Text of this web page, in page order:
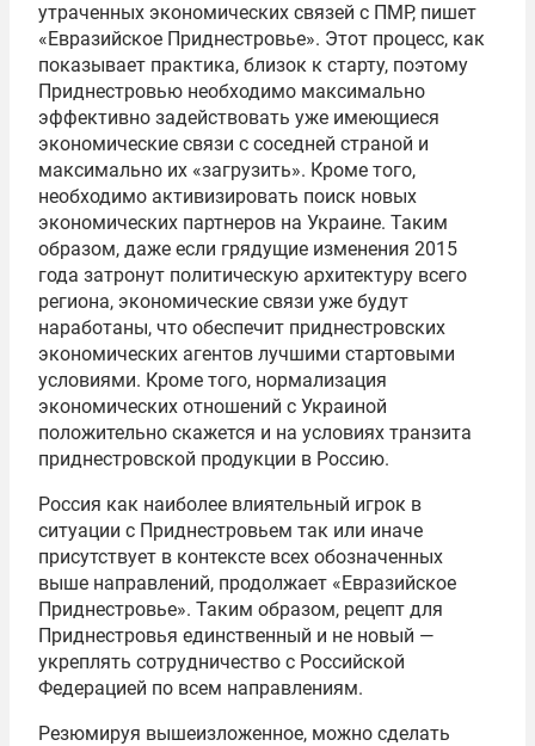
утраченных экономических связей с ПМР, пишет
«Евразийское Приднестровье». Этот процесс, как
показывает практика, близок к старту, поэтому
Приднестровью необходимо максимально
эффективно задействовать уже имеющиеся
экономические связи с соседней страной и
максимально их «загрузить». Кроме того,
необходимо активизировать поиск новых
экономических партнеров на Украине. Таким
образом, даже если грядущие изменения 2015
года затронут политическую архитектуру всего
региона, экономические связи уже будут
наработаны, что обеспечит приднестровских
экономических агентов лучшими стартовыми
условиями. Кроме того, нормализация
экономических отношений с Украиной
положительно скажется и на условиях транзита
приднестровской продукции в Россию.
Россия как наиболее влиятельный игрок в
ситуации с Приднестровьем так или иначе
присутствует в контексте всех обозначенных
выше направлений, продолжает «Евразийское
Приднестровье». Таким образом, рецепт для
Приднестровья единственный и не новый —
укреплять сотрудничество с Российской
Федерацией по всем направлениям.
Резюмируя вышеизложенное, можно сделать